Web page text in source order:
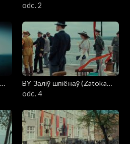
szpiegów)
odc. 2
BY Заліў шпіёнаў (Zatoka
szpiegów)
odc. 4